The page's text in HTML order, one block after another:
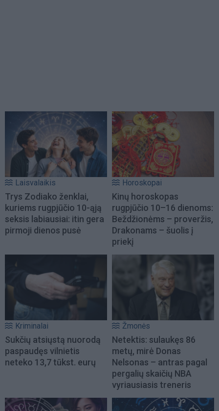
Laisvalaikis
Trys Zodiako ženklai,
kuriems rugpjūčio 10-ąją
seksis labiausiai: itin gera
pirmoji dienos pusė
Horoskopai
Kinų horoskopas
rugpjūčio 10–16 dienoms:
Beždžionėms – proveržis,
Drakonams – šuolis į
priekį
Kriminalai
Sukčių atsiųstą nuorodą
paspaudęs vilnietis
neteko 13,7 tūkst. eurų
Žmonės
Netektis: sulaukęs 86
metų, mirė Donas
Nelsonas – antras pagal
pergalių skaičių NBA
vyriausiasis treneris